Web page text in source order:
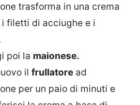
trasforma in una crema
i filetti di acciughe e i
poi la maionese.
il frullatore ad
per un paio di minuti e